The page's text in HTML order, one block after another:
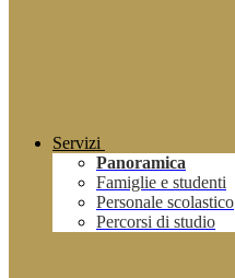
Servizi
Panoramica
Famiglie e studenti
Personale scolastico
Percorsi di studio